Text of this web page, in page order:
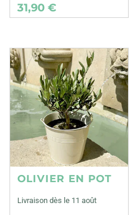
31,90 €
OLIVIER EN POT
Livraison dès le 11 août